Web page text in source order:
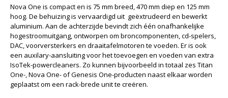
Nova One is compact en is 75 mm breed, 470 mm diep en 125 mm
hoog. De behuizing is vervaardigd uit geëxtrudeerd en bewerkt
aluminium. Aan de achterzijde bevindt zich één onafhankelijke
hogestroomuitgang, ontworpen om broncomponenten, cd-spelers,
DAC, voorversterkers en draaitafelmotoren te voeden. Er is ook
een auxilary-aansluiting voor het toevoegen en voeden van extra
IsoTek-powercleaners. Zo kunnen bijvoorbeeld in totaal zes Titan
One-, Nova One- of Genesis One-producten naast elkaar worden
geplaatst om een rack-brede unit te creëren.